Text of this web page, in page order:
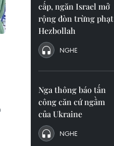
cấp, ngăn Israel mở
rộng đòn trừng phạt
Hezbollah
NGHE
Nga thông báo tấn
công căn cứ ngầm
của Ukraine
NGHE